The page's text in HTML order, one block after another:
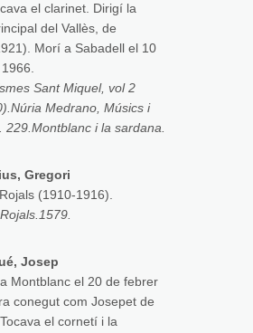
el clarinet. Dirigí la
del Vallès, de
Morí a Sabadell el 10
1966.
Sant Miquel, vol 2
Medrano, Músics i
229.Montblanc i la sardana.
Gregori
(1910-1916).
Josep
Montblanc el 20 de febrer
conegut com Josepet de
el cornetí i la